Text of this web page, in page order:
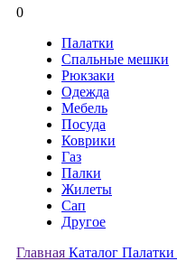
0
Палатки
Спальные мешки
Рюкзаки
Одежда
Мебель
Посуда
Коврики
Газ
Палки
Жилеты
Сап
Другое
Главная Каталог Палатки